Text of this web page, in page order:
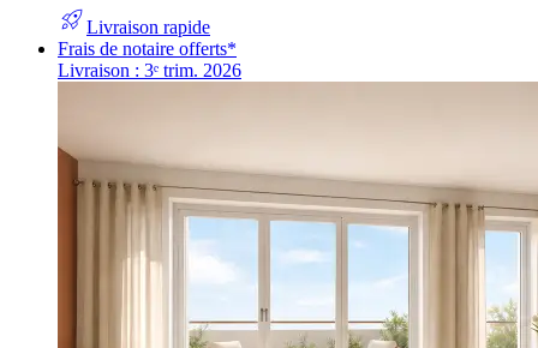
rocket_launchLivraison rapide
Frais de notaire offerts*
Livraison : 3ᵉ trim. 2026